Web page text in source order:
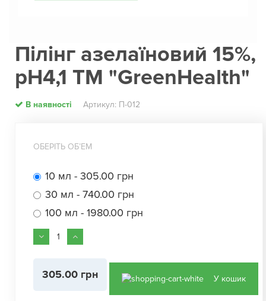
Пілінг азелаїновий 15%,
рН4,1 ТМ "GreenHealth"
В наявності Артикул: П-012
ОБЕРІТЬ ОБʼЕМ
10 мл - 305.00 грн
30 мл - 740.00 грн
100 мл - 1980.00 грн
305.00 грн У кошик